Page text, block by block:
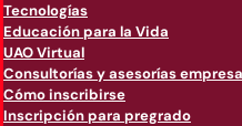
Tecnologías
Educación para la Vida
UAO Virtual
Consultorías y asesorías
Cómo inscribirse
Inscripción para pregrado